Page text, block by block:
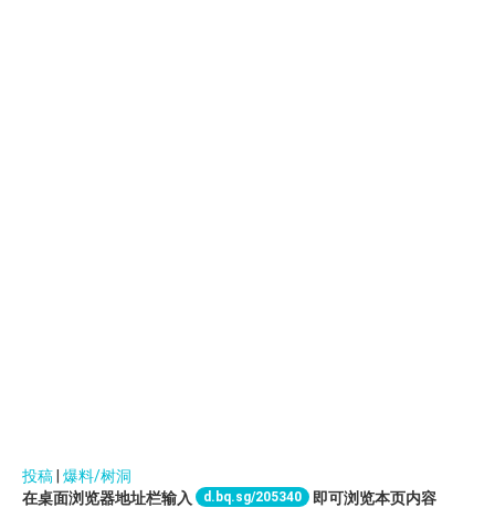
投稿| 爆料/树洞
在桌面浏览器地址栏输入
d.bq.sg/205340 即可浏览本页内容